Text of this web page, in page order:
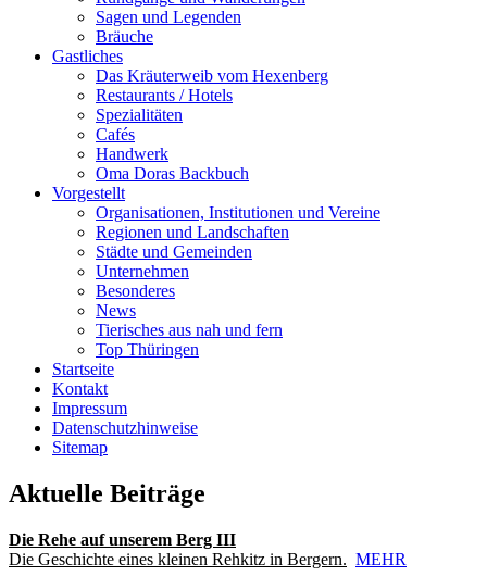
Sagen und Legenden
Bräuche
Gastliches
Das Kräuterweib vom Hexenberg
Restaurants / Hotels
Spezialitäten
Cafés
Handwerk
Oma Doras Backbuch
Vorgestellt
Organisationen, Institutionen und Vereine
Regionen und Landschaften
Städte und Gemeinden
Unternehmen
Besonderes
News
Tierisches aus nah und fern
Top Thüringen
Startseite
Kontakt
Impressum
Datenschutzhinweise
Sitemap
Aktuelle Beiträge
Die Rehe auf unserem Berg III
Die Geschichte eines kleinen Rehkitz in Bergern. MEHR